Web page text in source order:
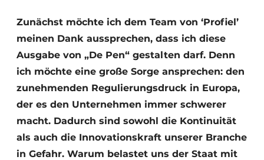
Zunächst möchte ich dem Team von ‘Profiel’
meinen Dank aussprechen, dass ich diese
Ausgabe von „De Pen“ gestalten darf. Denn
ich möchte eine große Sorge ansprechen: den
zunehmenden Regulierungsdruck in Europa,
der es den Unternehmen immer schwerer
macht. Dadurch sind sowohl die Kontinuität
als auch die Innovationskraft unserer Branche
in Gefahr. Warum belastet uns der Staat mit